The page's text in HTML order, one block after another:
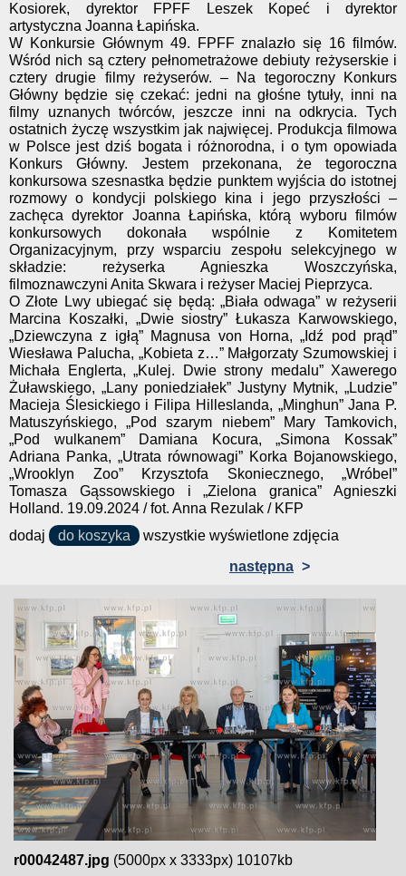
Kosiorek, dyrektor FPFF Leszek Kopeć i dyrektor
artystyczna Joanna Łapińska.
W Konkursie Głównym 49. FPFF znalazło się 16 filmów.
Wśród nich są cztery pełnometrażowe debiuty reżyserskie i
cztery drugie filmy reżyserów. – Na tegoroczny Konkurs
Główny będzie się czekać: jedni na głośne tytuły, inni na
filmy uznanych twórców, jeszcze inni na odkrycia. Tych
ostatnich życzę wszystkim jak najwięcej. Produkcja filmowa
w Polsce jest dziś bogata i różnorodna, i o tym opowiada
Konkurs Główny. Jestem przekonana, że tegoroczna
konkursowa szesnastka będzie punktem wyjścia do istotnej
rozmowy o kondycji polskiego kina i jego przyszłości –
zachęca dyrektor Joanna Łapińska, którą wyboru filmów
konkursowych dokonała wspólnie z Komitetem
Organizacyjnym, przy wsparciu zespołu selekcyjnego w
składzie: reżyserka Agnieszka Woszczyńska,
filmoznawczyni Anita Skwara i reżyser Maciej Pieprzyca.
O Złote Lwy ubiegać się będą: „Biała odwaga” w reżyserii
Marcina Koszałki, „Dwie siostry” Łukasza Karwowskiego,
„Dziewczyna z igłą” Magnusa von Horna, „Idź pod prąd”
Wiesława Palucha, „Kobieta z…” Małgorzaty Szumowskiej i
Michała Englerta, „Kulej. Dwie strony medalu” Xawerego
Żuławskiego, „Lany poniedziałek” Justyny Mytnik, „Ludzie”
Macieja Ślesickiego i Filipa Hilleslanda, „Minghun” Jana P.
Matuszyńskiego, „Pod szarym niebem” Mary Tamkovich,
„Pod wulkanem” Damiana Kocura, „Simona Kossak”
Adriana Panka, „Utrata równowagi” Korka Bojanowskiego,
„Wrooklyn Zoo” Krzysztofa Skoniecznego, „Wróbel”
Tomasza Gąssowskiego i „Zielona granica” Agnieszki
Holland. 19.09.2024 / fot. Anna Rezulak / KFP
dodaj
do koszyka
wszystkie wyświetlone zdjęcia
następna >
r00042487.jpg (5000px x 3333px) 10107kb